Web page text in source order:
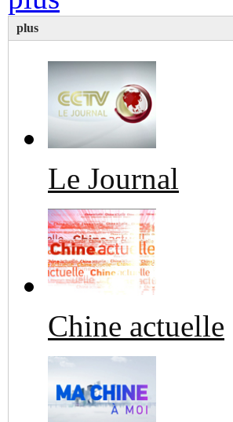
plus
Le Journal
Chine actuelle